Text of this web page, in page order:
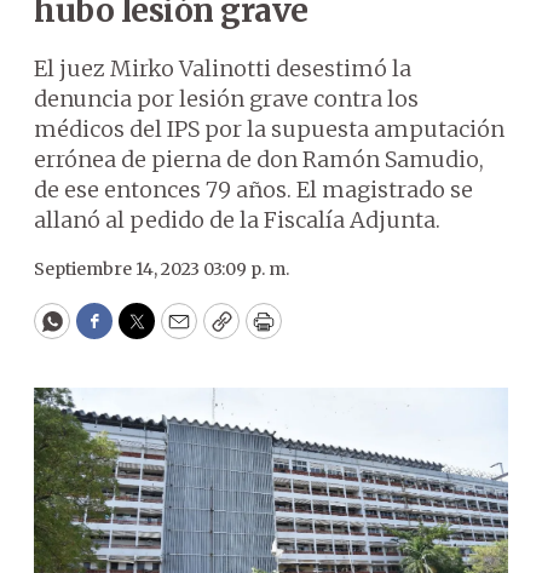
hubo lesión grave
El juez Mirko Valinotti desestimó la
denuncia por lesión grave contra los
médicos del IPS por la supuesta amputación
errónea de pierna de don Ramón Samudio,
de ese entonces 79 años. El magistrado se
allanó al pedido de la Fiscalía Adjunta.
Septiembre 14, 2023 03:09 p. m.
WhatsApp
Facebook
Twitter
EmailCopyPrint